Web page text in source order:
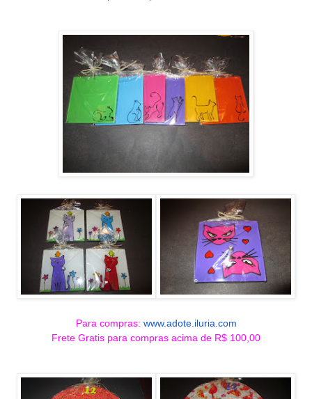
Para compras: www.adote.iluria.com
Frete Gratis para compras acima de R$ 100,00